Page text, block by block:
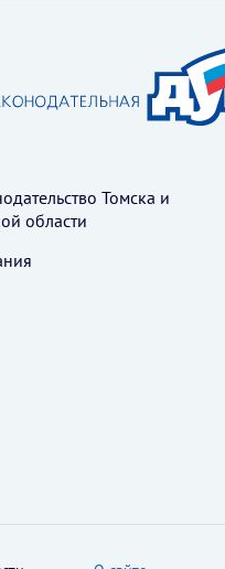
Томска и
области